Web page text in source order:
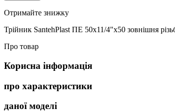
Отримайте знижку
Трійник SantehPlast ПЕ 50x11/4"x50 зовнішня
Про товар
Корисна інформація
про характеристики
даної моделі